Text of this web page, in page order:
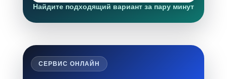
Найдите подходящий вариант за пару минут
СЕРВИС ОНЛАЙН